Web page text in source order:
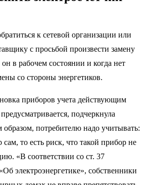
к сетевой организации или
с просьбой произвести замену
в рабочем состоянии и когда нет
со стороны энергетиков.
приборов учета действующим
подчеркнула
потребителю надо учитывать:
сам, то есть риск, что такой прибор не
«В соответствии со ст. 37
электроэнергетике», собственники